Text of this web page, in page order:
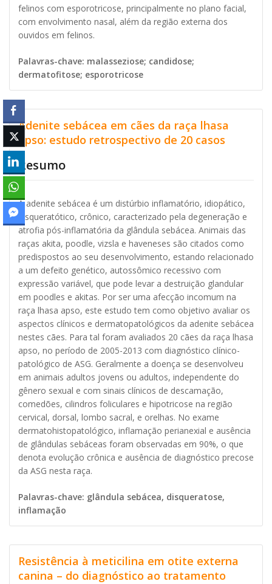
felinos com esporotricose, principalmente no plano facial,
com envolvimento nasal, além da região externa dos
ouvidos em felinos.
Palavras-chave: malasseziose; candidose;
dermatofitose; esporotricose
Adenite sebácea em cães da raça lhasa
apso: estudo retrospectivo de 20 casos
Resumo
A adenite sebácea é um distúrbio inflamatório, idiopático,
disqueratótico, crônico, caracterizado pela degeneração e
atrofia pós-inflamatória da glândula sebácea. Animais das
raças akita, poodle, vizsla e haveneses são citados como
predispostos ao seu desenvolvimento, estando relacionado
a um defeito genético, autossômico recessivo com
expressão variável, que pode levar a destruição glandular
em poodles e akitas. Por ser uma afecção incomum na
raça lhasa apso, este estudo tem como objetivo avaliar os
aspectos clínicos e dermatopatológicos da adenite sebácea
nestes cães. Para tal foram avaliados 20 cães da raça lhasa
apso, no período de 2005-2013 com diagnóstico clínico-
patológico de ASG. Geralmente a doença se desenvolveu
em animais adultos jovens ou adultos, independente do
gênero sexual e com sinais clínicos de descamação,
comedões, cilindros foliculares e hipotricose na região
cervical, dorsal, lombo sacral, e orelhas. No exame
dermatohistopatológico, inflamação perianexial e ausência
de glândulas sebáceas foram observadas em 90%, o que
denota evolução crônica e ausência de diagnóstico precose
da ASG nesta raça.
Palavras-chave: glândula sebácea, disqueratose,
inflamação
Resistência à meticilina em otite externa
canina – do diagnóstico ao tratamento